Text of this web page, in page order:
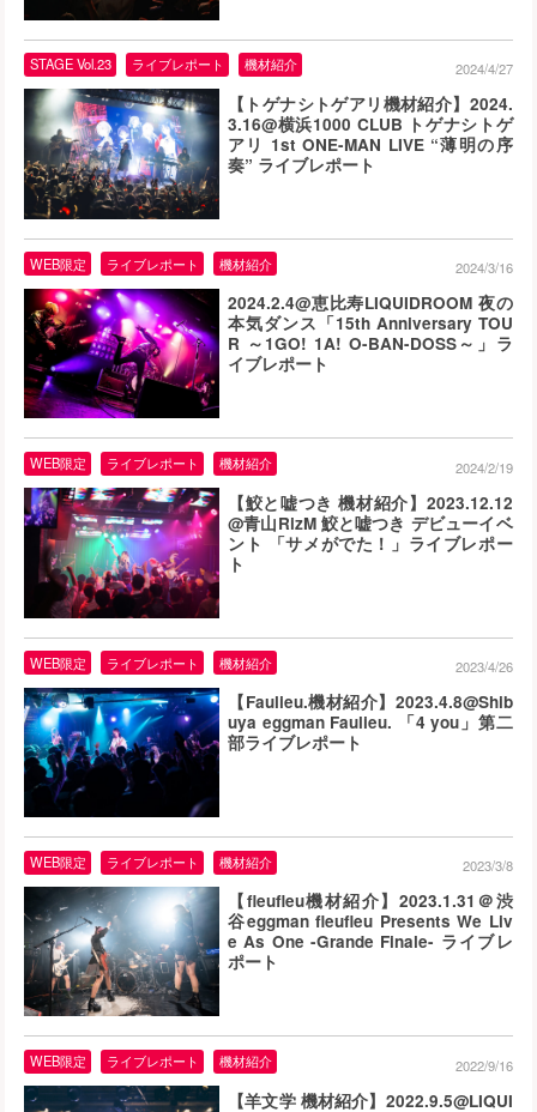
【トゲナシトゲアリ機材紹介】2024.
3.16@横浜1000 CLUB トゲナシトゲ
アリ 1st ONE-MAN LIVE “薄明の序
奏” ライブレポート
STAGE Vol.23 ライブレポート 機材紹介 2024/4/27
2024.2.4@恵比寿LIQUIDROOM 夜の
本気ダンス「15th Anniversary TOU
R ～1GO! 1A! O-BAN-DOSS～」ラ
イブレポート
WEB限定 ライブレポート 機材紹介 2024/3/16
【鮫と嘘つき 機材紹介】2023.12.12
@青山RizM 鮫と嘘つき デビューイベ
ント 「サメがでた！」ライブレポー
ト
WEB限定 ライブレポート 機材紹介 2024/2/19
【Faulieu.機材紹介】2023.4.8@Shib
uya eggman Faulieu. 「4 you」第二
部ライブレポート
WEB限定 ライブレポート 機材紹介 2023/4/26
【fleufleu機材紹介】2023.1.31＠渋
谷eggman fleufleu Presents We Liv
e As One -Grande Finale- ライブレ
ポート
WEB限定 ライブレポート 機材紹介 2023/3/8
【羊文学 機材紹介】2022.9.5@LIQUI
WEB限定 ライブレポート 機材紹介 2022/9/16